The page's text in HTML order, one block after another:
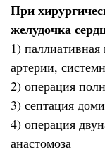
При
желудочка
1)
артерии,
2) операция
3) септация
4) операция
анастомоза